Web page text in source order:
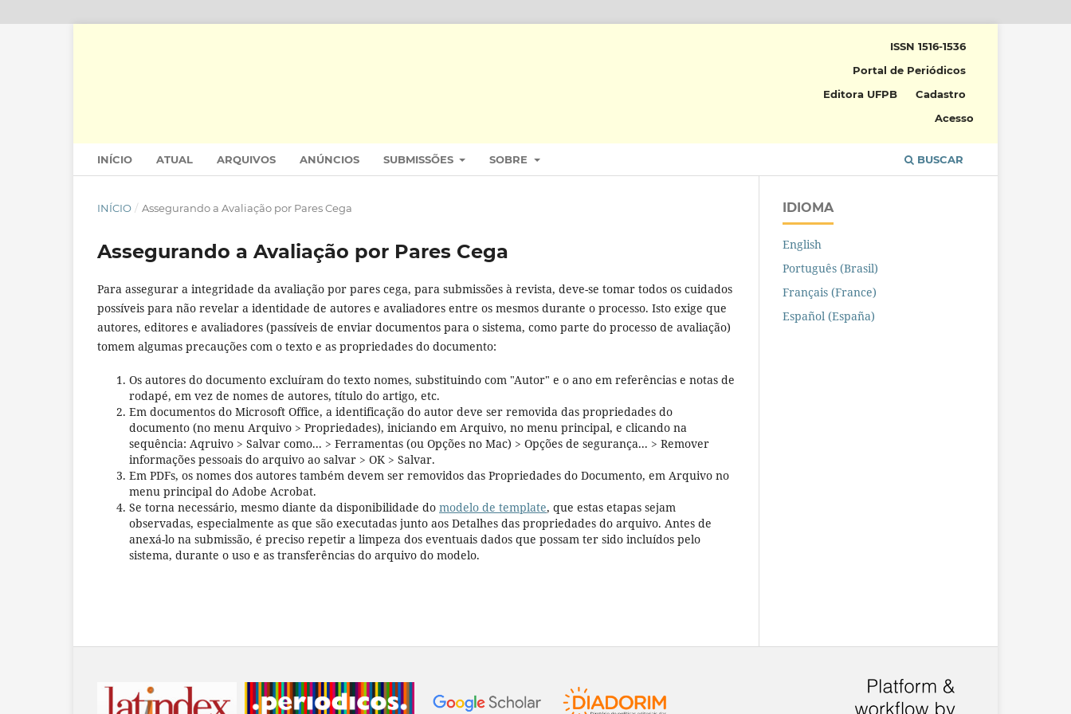
INÍCIO ATUAL ARQUIVOS ANÚNCIOS SUBMISSÕES SOBRE BUSCAR
ISSN 1516-1536
Portal de Periódicos
Editora UFPB
Cadastro
Acesso
INÍCIO / Assegurando a Avaliação por Pares Cega
Assegurando a Avaliação por Pares Cega
Para assegurar a integridade da avaliação por pares cega, para submissões à revista, deve-se tomar todos os cuidados
possíveis para não revelar a identidade de autores e avaliadores entre os mesmos durante o processo. Isto exige que
autores, editores e avaliadores (passíveis de enviar documentos para o sistema, como parte do processo de avaliação)
tomem algumas precauções com o texto e as propriedades do documento:
Os autores do documento excluíram do texto nomes, substituindo com "Autor" e o ano em referências e notas de
rodapé, em vez de nomes de autores, título do artigo, etc.
Em documentos do Microsoft Office, a identificação do autor deve ser removida das propriedades do
documento (no menu Arquivo > Propriedades), iniciando em Arquivo, no menu principal, e clicando na
sequência: Aqruivo > Salvar como... > Ferramentas (ou Opções no Mac) > Opções de segurança... > Remover
informações pessoais do arquivo ao salvar > OK > Salvar.
Em PDFs, os nomes dos autores também devem ser removidos das Propriedades do Documento, em Arquivo no
menu principal do Adobe Acrobat.
Se torna necessário, mesmo diante da disponibilidade do modelo de template, que estas etapas sejam
observadas, especialmente as que são executadas junto aos Detalhes das propriedades do arquivo. Antes de
anexá-lo na submissão, é preciso repetir a limpeza dos eventuais dados que possam ter sido incluídos pelo
sistema, durante o uso e as transferências do arquivo do modelo.
IDIOMA
English
Português (Brasil)
Français (France)
Español (España)